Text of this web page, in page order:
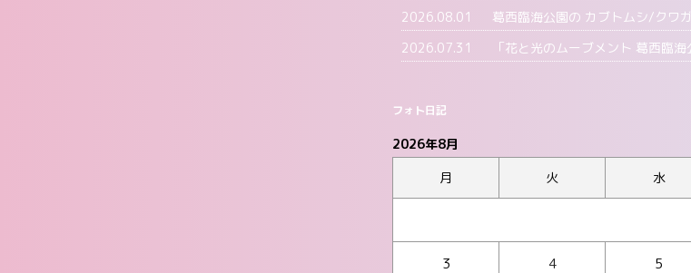
2026.08.01
葛西臨海公園の カブトムシ/クワ
2026.07.31
「花と光のムーブメント 葛西臨
フォト日記
2026年8月
月
火 水
3 4 5